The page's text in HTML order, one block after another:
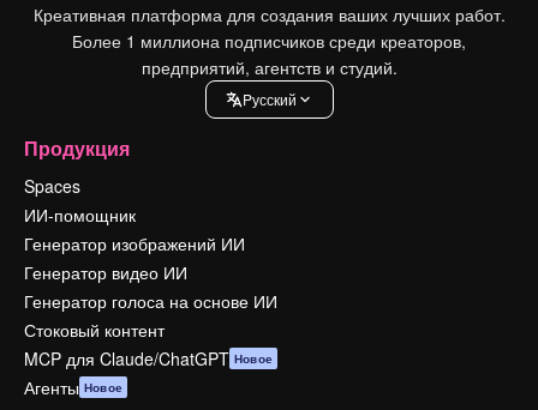
Креативная платформа для создания ваших лучших работ.
Более 1 миллиона подписчиков среди креаторов,
предприятий, агентств и студий.
Pусский
Продукция
Spaces
ИИ-помощник
Генератор изображений ИИ
Генератор видео ИИ
Генератор голоса на основе ИИ
Стоковый контент
MCP для Claude/ChatGPT Новое
Агенты Новое